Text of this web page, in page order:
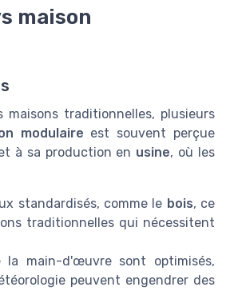
maison
maisons traditionnelles, plusieurs
modulaire est souvent perçue
à sa production en usine, où les
standardisés, comme le bois, ce
traditionnelles qui nécessitent
main-d'œuvre sont optimisés,
peuvent engendrer des